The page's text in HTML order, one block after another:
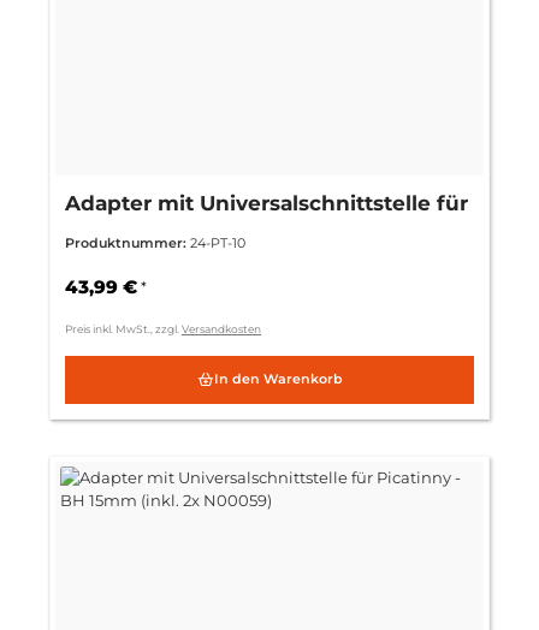
Adapter mit Universalschnittstelle für
Produktnummer: 24-PT-10
43,99 € *
Preis inkl. MwSt., zzgl. Versandkosten
In den Warenkorb